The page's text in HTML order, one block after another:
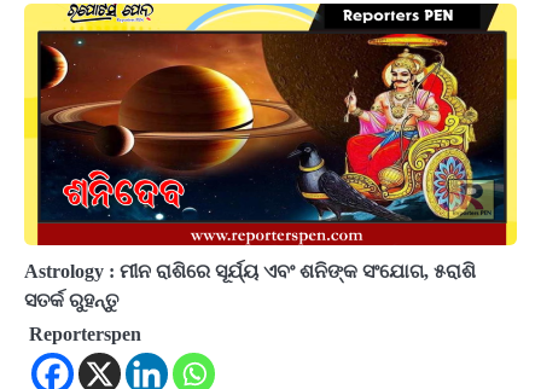
Astrology : ମୀନ ରାଶିରେ ସୂର୍ଯ୍ୟ ଏବଂ ଶନିଙ୍କ ସଂଯୋଗ, ୫ରାଶି
ସତର୍କ ରୁହନ୍ତୁ
Reporterspen